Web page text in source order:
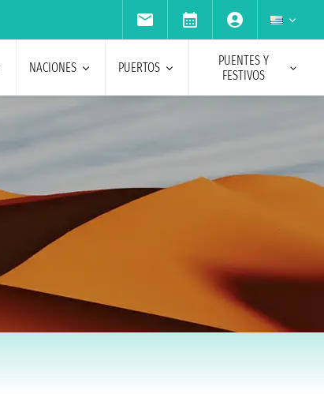
NACIONES PUERTOS
PUENTES Y
FESTIVOS